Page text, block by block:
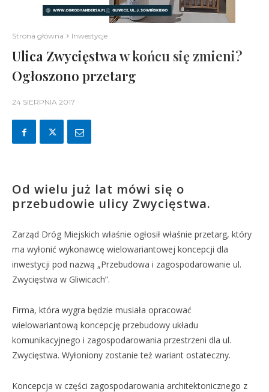
Strona główna Inwestycje
Ulica Zwycięstwa w końcu się zmieni?
Ogłoszono przetarg
24 SIERPNIA 2017
Od wielu już lat mówi się o
przebudowie ulicy Zwycięstwa.
Zarząd Dróg Miejskich właśnie ogłosił właśnie przetarg, który
ma wyłonić wykonawcę wielowariantowej koncepcji dla
inwestycji pod nazwą „Przebudowa i zagospodarowanie ul.
Zwycięstwa w Gliwicach”.
Firma, która wygra będzie musiała opracować
wielowariantową koncepcję przebudowy układu
komunikacyjnego i zagospodarowania przestrzeni dla ul.
Zwycięstwa. Wyłoniony zostanie też wariant ostateczny.
Koncepcja w części zagospodarowania architektonicznego z